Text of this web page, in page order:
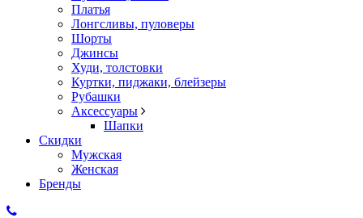
Платья
Лонгсливы, пуловеры
Шорты
Джинсы
Худи, толстовки
Куртки, пиджаки, блейзеры
Рубашки
Аксессуары
Шапки
Скидки
Мужская
Женская
Бренды